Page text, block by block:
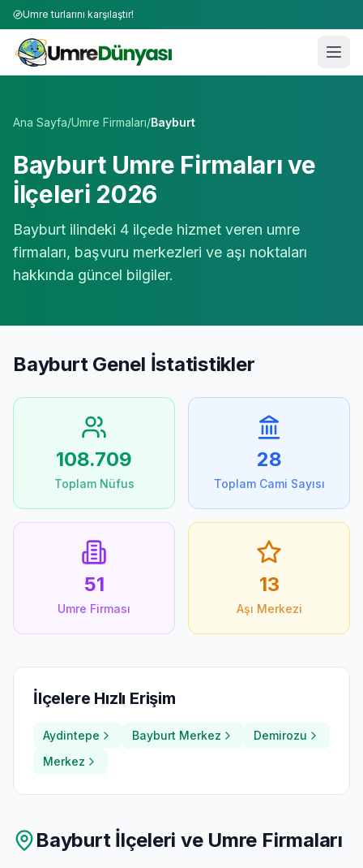
Umre turlarını karşılaştır!
Ana Sayfa/Umre Firmaları/Bayburt
BayburtUmre Firmaları ve
İlçeleri 2026
Bayburt ilindeki 4 ilçede hizmet veren umre
firmaları, başvuru merkezleri ve aşı noktaları
hakkında güncel bilgiler.
BayburtGenel İstatistikler
108.709
Toplam Nüfus
28
Toplam Cami Sayısı
51
Umre Firması
13
Aşı Merkezi
İlçelere Hızlı Erişim
Aydintepe Bayburt Merkez
Demirozu
Merkez
Bayburtİlçeleri ve Umre Firmaları